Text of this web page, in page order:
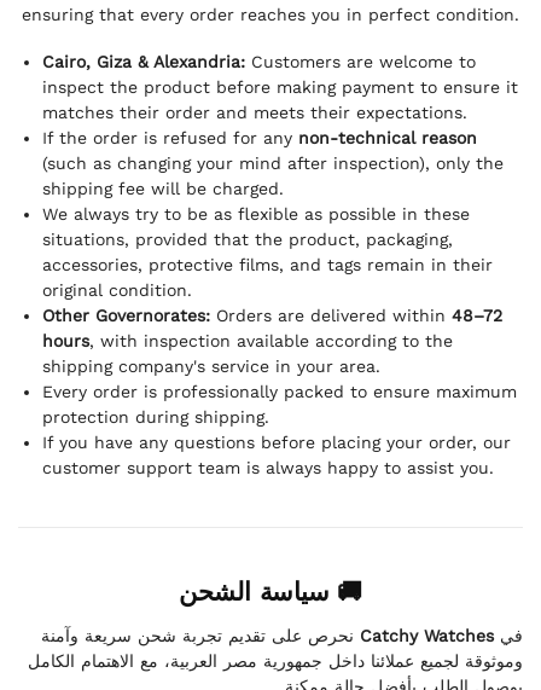
ensuring that every order reaches you in perfect condition.
Cairo, Giza & Alexandria: Customers are welcome to
inspect the product before making payment to ensure it
matches their order and meets their expectations.
If the order is refused for any non-technical reason
(such as changing your mind after inspection), only the
shipping fee will be charged.
We always try to be as flexible as possible in these
situations, provided that the product, packaging,
accessories, protective films, and tags remain in their
original condition.
Other Governorates: Orders are delivered within 48–72
hours, with inspection available according to the
shipping company's service in your area.
Every order is professionally packed to ensure maximum
protection during shipping.
If you have any questions before placing your order, our
customer support team is always happy to assist you.
🚚 سياسة الشحن
فيCatchy Watches نحرص على تقديم تجربة شحن سريعة وآمنة
وموثوقة لجميع عملائنا داخل جمهورية مصر العربية، مع الاهتمام الكامل